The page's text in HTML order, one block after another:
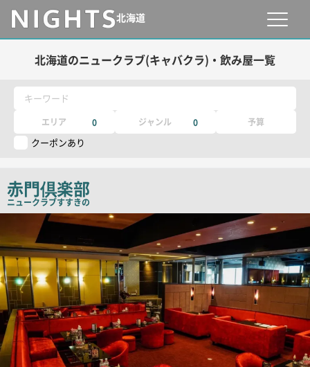
北海道
北海道のニュークラブ(キャバクラ)・飲み屋一覧
キーワード
エリア 0 ジャンル 0 予算
クーポンあり
赤門倶楽部
ニュークラブすすきの
検
結
果
一
覧
用
画
像